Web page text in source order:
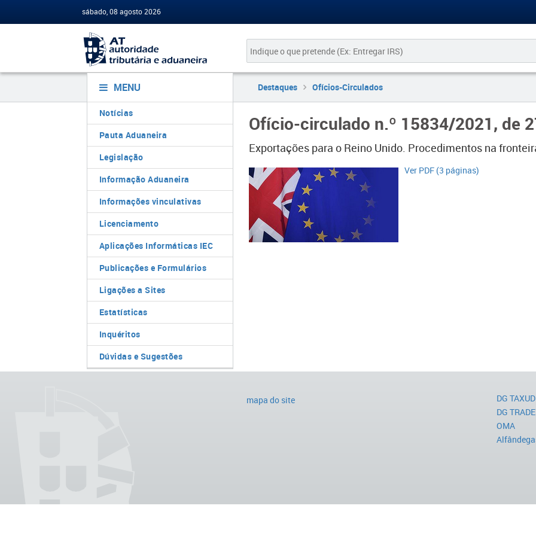
sábado, 08 agosto 2026
MENU
Notícias
Pauta Aduaneira
Legislação
Informação Aduaneira
Informações vinculativas
Licenciamento
Aplicações Informáticas IEC
Publicações e Formulários
Ligações a Sites
Estatísticas
Inquéritos
Dúvidas e Sugestões
Destaques Ofícios-Circulados
Ofício-circulado n.º 15834/2021, de
Exportações para o Reino Unido. Procedimentos na
​​Ver PDF (3 páginas)
mapa do site
DG TAXUD
DG TRADE
OMA